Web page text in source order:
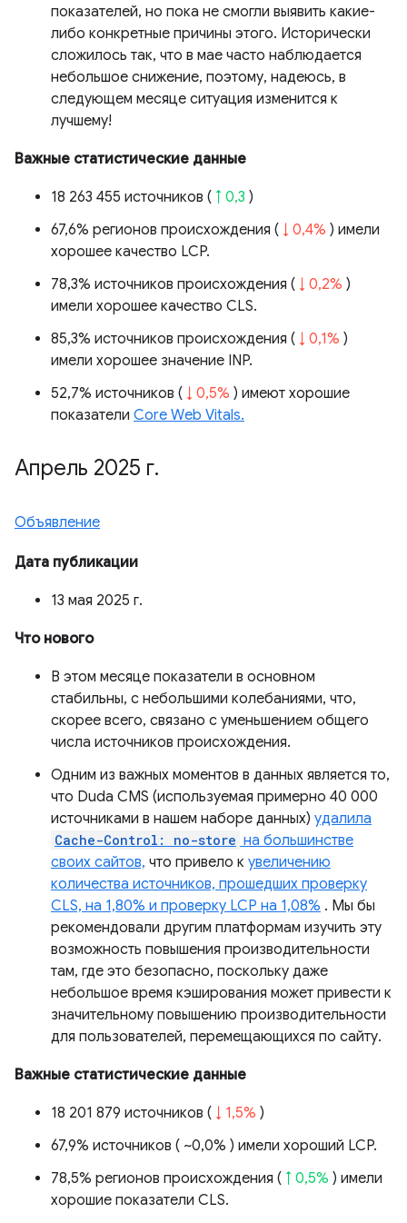
показателей, но пока не смогли выявить какие-
либо конкретные причины этого. Исторически
сложилось так, что в мае часто наблюдается
небольшое снижение, поэтому, надеюсь, в
следующем месяце ситуация изменится к
лучшему!
Важные статистические данные
18 263 455 источников ( ↑ 0,3 )
67,6% регионов происхождения ( ↓ 0,4% ) имели
хорошее качество LCP.
78,3% источников происхождения ( ↓ 0,2% )
имели хорошее качество CLS.
85,3% источников происхождения ( ↓ 0,1% )
имели хорошее значение INP.
52,7% источников ( ↓ 0,5% ) имеют хорошие
показатели Core Web Vitals.
Апрель 2025 г.
Объявление
Дата публикации
13 мая 2025 г.
Что нового
В этом месяце показатели в основном
стабильны, с небольшими колебаниями, что,
скорее всего, связано с уменьшением общего
числа источников происхождения.
Одним из важных моментов в данных является то,
что Duda CMS (используемая примерно 40 000
источниками в нашем наборе данных) удалила
Cache-Control: no-store на большинстве
своих сайтов, что привело к увеличению
количества источников, прошедших проверку
CLS, на 1,80% и проверку LCP на 1,08% . Мы бы
рекомендовали другим платформам изучить эту
возможность повышения производительности
там, где это безопасно, поскольку даже
небольшое время кэширования может привести к
значительному повышению производительности
для пользователей, перемещающихся по сайту.
Важные статистические данные
18 201 879 источников ( ↓ 1,5% )
67,9% источников ( ~0,0% ) имели хороший LCP.
78,5% регионов происхождения ( ↑ 0,5% ) имели
хорошие показатели CLS.